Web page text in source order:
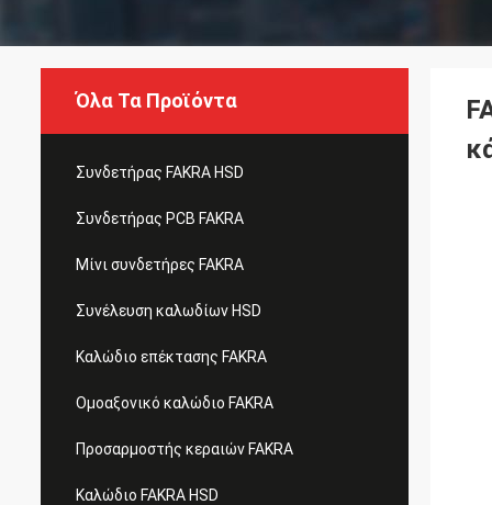
Όλα Τα Προϊόντα
Συνδετήρας FAKRA HSD
Συνδετήρας PCB FAKRA
Μίνι συνδετήρες FAKRA
Συνέλευση καλωδίων HSD
Καλώδιο επέκτασης FAKRA
Ομοαξονικό καλώδιο FAKRA
Προσαρμοστής κεραιών FAKRA
Καλώδιο FAKRA HSD